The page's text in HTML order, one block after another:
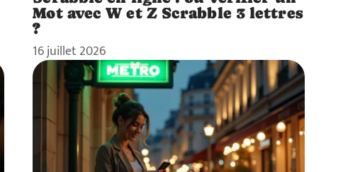
Mot avec W et Z Scrabble 3 lettres
?
16 juillet 2026